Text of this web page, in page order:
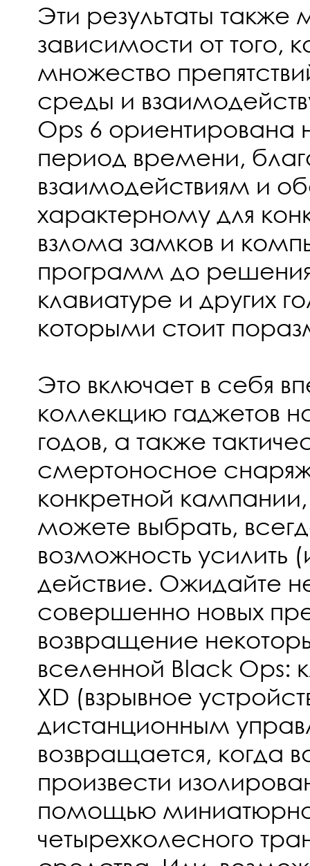
Эти результаты также
зависимости от того,
множество
среды и
Ops 6 ориентирована
период времени,
взаимодействиям и
характерному для
взлома замков и
программ до
клавиатуре и других
которыми стоит
Это включает в себя
коллекцию гаджетов
годов, а также
смертоносное
конкретной
можете выбрать,
возможность усилить
действие. Ожидайте
совершенно новых
возвращение
вселенной Black Ops:
XD (взрывное
дистанционным
возвращается, когда
произвести
помощью
четырехколесного